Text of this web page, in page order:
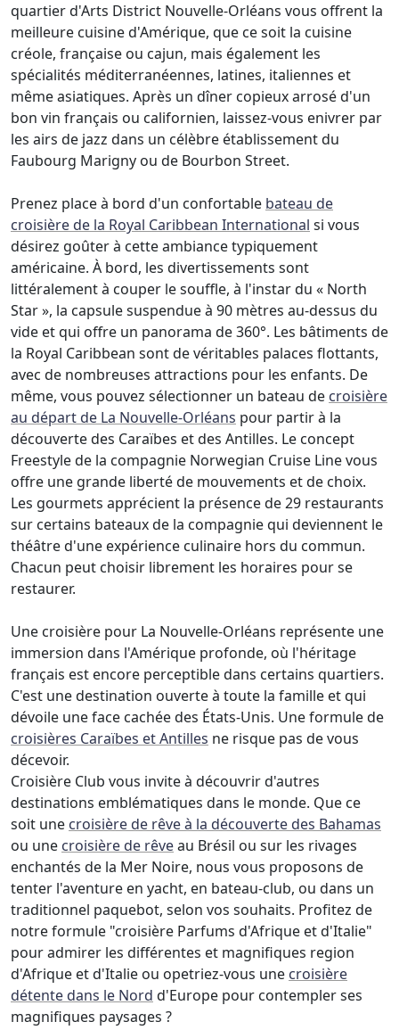
quartier d'Arts District Nouvelle-Orléans vous offrent la
meilleure cuisine d'Amérique, que ce soit la cuisine
créole, française ou cajun, mais également les
spécialités méditerranéennes, latines, italiennes et
même asiatiques. Après un dîner copieux arrosé d'un
bon vin français ou californien, laissez-vous enivrer par
les airs de jazz dans un célèbre établissement du
Faubourg Marigny ou de Bourbon Street.
Prenez place à bord d'un confortable bateau de
croisière de la Royal Caribbean International si vous
désirez goûter à cette ambiance typiquement
américaine. À bord, les divertissements sont
littéralement à couper le souffle, à l'instar du « North
Star », la capsule suspendue à 90 mètres au-dessus du
vide et qui offre un panorama de 360°. Les bâtiments de
la Royal Caribbean sont de véritables palaces flottants,
avec de nombreuses attractions pour les enfants. De
même, vous pouvez sélectionner un bateau de croisière
au départ de La Nouvelle-Orléans pour partir à la
découverte des Caraïbes et des Antilles. Le concept
Freestyle de la compagnie Norwegian Cruise Line vous
offre une grande liberté de mouvements et de choix.
Les gourmets apprécient la présence de 29 restaurants
sur certains bateaux de la compagnie qui deviennent le
théâtre d'une expérience culinaire hors du commun.
Chacun peut choisir librement les horaires pour se
restaurer.
Une croisière pour La Nouvelle-Orléans représente une
immersion dans l'Amérique profonde, où l'héritage
français est encore perceptible dans certains quartiers.
C'est une destination ouverte à toute la famille et qui
dévoile une face cachée des États-Unis. Une formule de
croisières Caraïbes et Antilles ne risque pas de vous
décevoir.
Croisière Club vous invite à découvrir d'autres
destinations emblématiques dans le monde. Que ce
soit une croisière de rêve à la découverte des Bahamas
ou une croisière de rêveau Brésil ou sur les rivages
enchantés de la Mer Noire, nous vous proposons de
tenter l'aventure en yacht, en bateau-club, ou dans un
traditionnel paquebot, selon vos souhaits. Profitez de
notre formule "croisière Parfums d'Afrique et d'Italie"
pour admirer les différentes et magnifiques region
d'Afrique et d'Italie ou opetriez-vous une croisière
détente dans le Nord d'Europe pour contempler ses
magnifiques paysages ?